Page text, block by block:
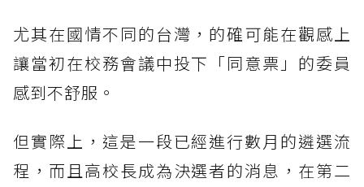
尤其在國情不同的台灣，的確可能在觀感上
讓當初在校務會議中投下「同意票」的委員
感到不舒服。
但實際上，這是一段已經進行數月的遴選流
程，而且高校長成為決選者的消息，在第二